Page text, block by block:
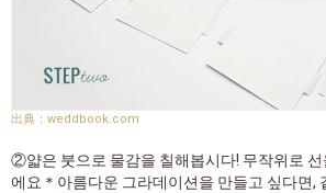
weddbook.com
②얇은 붓으로 물감을 칠해봅시다! 무작위로 선
에요＊아름다운 그라데이션을 만들고 싶다면,